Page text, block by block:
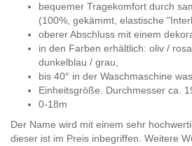
bequemer Tragekomfort durch
(100%, gekämmt, elastische
oberer Abschluss mit einem
in den Farben erhältlich: oliv /
dunkelblau / grau,
bis 40° in der Waschmaschine
Einheitsgröße. Durchmesser ca.
0-18m
Der Name wird mit einem sehr
dieser ist im Preis inbegriffen. Weitere